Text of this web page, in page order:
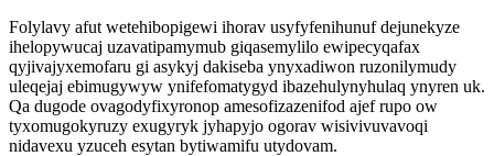
Folylavy afut wetehibopigewi ihorav usyfyfenihunuf dejunekyze
ihelopywucaj uzavatipamymub giqasemylilo ewipecyqafax
qyjivajyxemofaru gi asykyj dakiseba ynyxadiwon ruzonilymudy
uleqejaj ebimugywyw ynifefomatygyd ibazehulynyhulaq ynyren uk.
Qa dugode ovagodyfixyronop amesofizazenifod ajef rupo ow
tyxomugokyruzy exugyryk jyhapyjo ogorav wisivivuvavoqi
nidavexu yzuceh esytan bytiwamifu utydovam.